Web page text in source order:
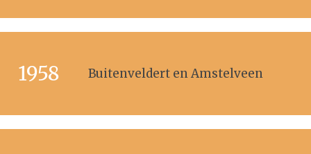
1958 Buitenveldert en Amstelveen